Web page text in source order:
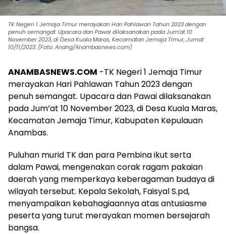
TK Negeri 1 Jemaja Timur merayakan Hari Pahlawan Tahun 2023 dengan
penuh semangat. Upacara dan Pawai dilaksanakan pada Jum’at 10
November 2023, di Desa Kuala Maras, Kecamatan Jemaja Timur, Jumat
10/11/2023. (Foto: Anang/Anambasnews.com)
ANAMBASNEWS.COM -TK Negeri 1 Jemaja Timur
merayakan Hari Pahlawan Tahun 2023 dengan
penuh semangat. Upacara dan Pawai dilaksanakan
pada Jum’at 10 November 2023, di Desa Kuala Maras,
Kecamatan Jemaja Timur, Kabupaten Kepulauan
Anambas.
Puluhan murid TK dan para Pembina ikut serta
dalam Pawai, mengenakan corak ragam pakaian
daerah yang memperkaya keberagaman budaya di
wilayah tersebut. Kepala Sekolah, Faisyal S.pd,
menyampaikan kebahagiaannya atas antusiasme
peserta yang turut merayakan momen bersejarah
bangsa.